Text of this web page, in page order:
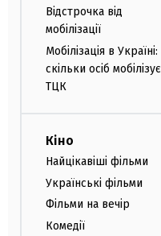
Відстрочка від
мобілізації
Мобілізація в Україні:
скільки осіб мобілізує
ТЦК
Кіно
Найцікавіші фільми
Українські фільми
Фільми на вечір
Комедії